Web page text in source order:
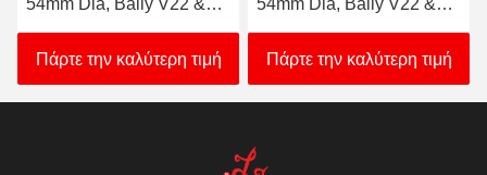
54mm Dia, Bally V22 &
V32 (SP-RND-Bally) Bally
κουμπί για πώληση
Πάρτε την καλύτερη τιμή
54mm Dia, Bally V22 &
V32 (SP-RND-Bally) Bally
Button προς πώληση
Πάρτε την καλύτερη τιμή